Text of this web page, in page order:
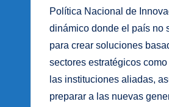
Política Nacional de
dinámico donde el país no
para crear soluciones
sectores estratégicos
las instituciones aliadas,
preparar a las nuevas